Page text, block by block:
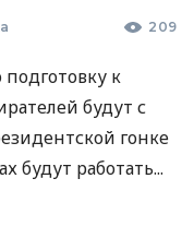
209
к
будут с
гонке
будут работать...